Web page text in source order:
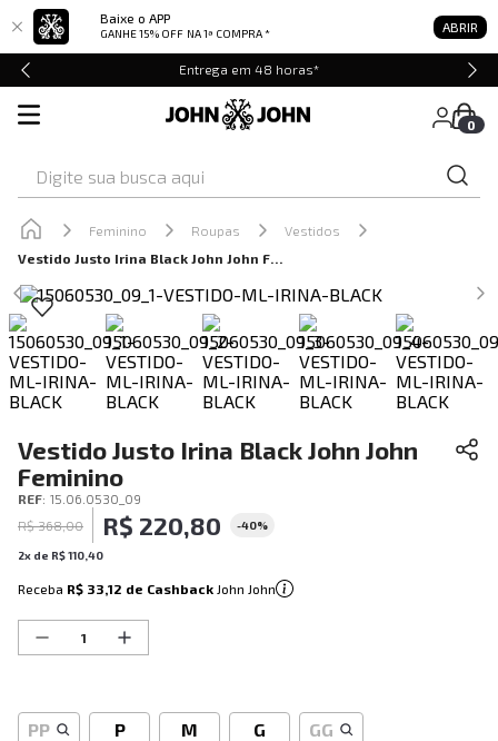
Baixe o APP
GANHE 15% OFF NA 1ª COMPRA * ABRIR
Entrega em 48 horas*
0
Feminino Roupas
Vestidos
Vestido Justo Irina Black John John Feminino
Vestido Justo Irina Black John John
Feminino
REF: 15.06.0530_09
R$ 368,00 R$ 220,80 -40%
2x de R$110 40
Receba R$ 33,12 de Cashback John John
PP P M G GG